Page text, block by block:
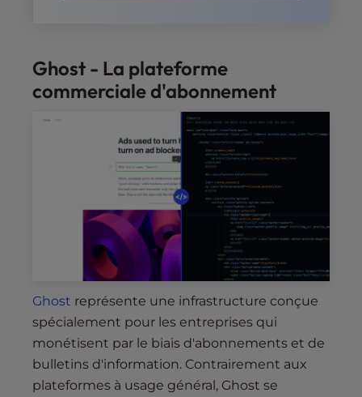
Ghost - La plateforme
commerciale d'abonnement
Ghost représente une infrastructure conçue
spécialement pour les entreprises qui
monétisent par le biais d'abonnements et de
bulletins d'information. Contrairement aux
plateformes à usage général, Ghost se